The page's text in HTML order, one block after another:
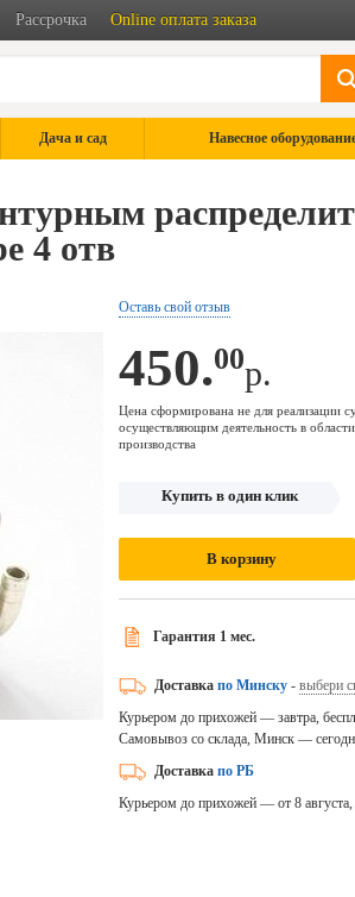
Рассрочка Online оплата заказа
Дача и сад Навесное
4 отв
Оставь свой отзыв
450.00р.
Цена сформирована не для реализации
осуществляющим деятельность в
производства
Купить в один клик
В корзину
Гарантия 1 мес.
Доставка по Минску- выбери
Курьером до прихожей — завтра,
Самовывоз со склада, Минск —
Доставка по РБ
Курьером до прихожей — от 8 августа,